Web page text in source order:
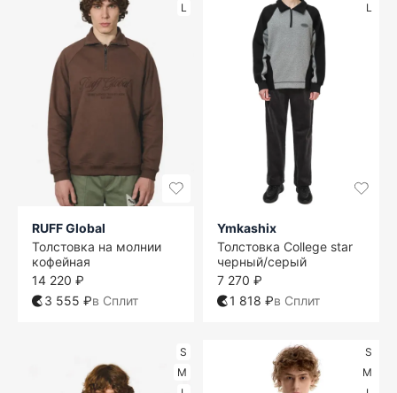
L
RUFF Global
Толстовка на молнии
кофейная
14 220 ₽
3 555 ₽в Сплит
L
Ymkashix
Толстовка College star
черный/серый
7 270 ₽
1 818 ₽в Сплит
S
M
S
M